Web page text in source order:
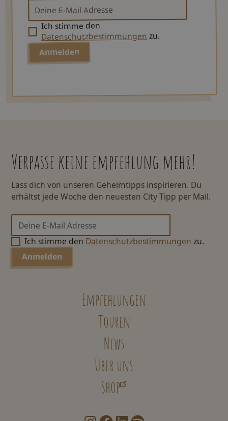
Ich stimme den
Datenschutzbestimmungenzu.
Empfehlungen
Touren
News
Über uns
Shop
Verpasse keine empfehlung mehr!
Lass dich von unseren Geheimtipps inspirieren. Du
erhältst jede Woche den neuesten City Tipp per Mail.
Ich stimme den Datenschutzbestimmungen zu.